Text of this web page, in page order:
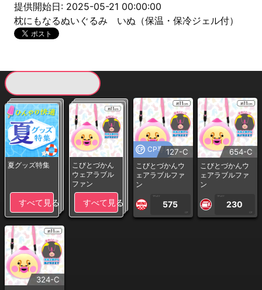
提供開始日: 2025-05-21 00:00:00
枕にもなるぬいぐるみ いぬ（保温・保冷ジェル付）
夏グッズ特集
すべて見る
こびとづかん
ウェアラブル
ファン
すべて見る
CP専用127-C
こびとづかんウ
ェアラブルファ
ン
1PLAY
575
CP
654-C
こびとづかんウ
ェアラブルファ
ン
1PLAY
230
CP
324-C